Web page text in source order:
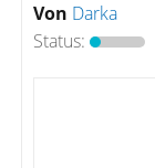
Von Darka
Status: